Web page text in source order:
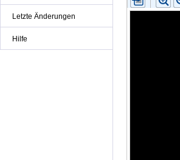
Letzte Änderungen
Hilfe